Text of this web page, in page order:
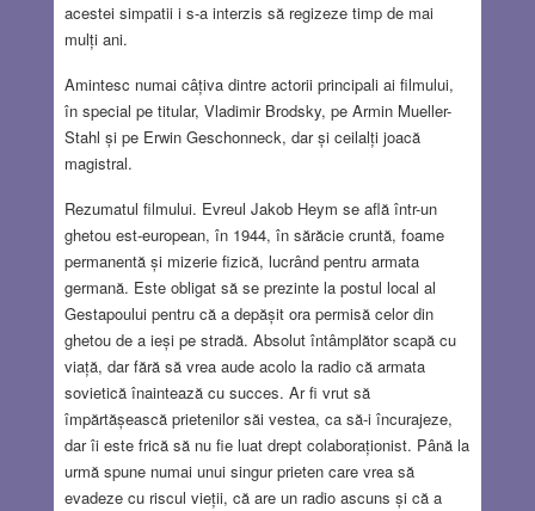
acestei simpatii i s-a interzis să regizeze timp de mai
mulți ani.
Amintesc numai câțiva dintre actorii principali ai filmului,
în special pe titular, Vladimir Brodsky, pe Armin Mueller-
Stahl și pe Erwin Geschonneck, dar și ceilalți joacă
magistral.
Rezumatul filmului. Evreul Jakob Heym se află într-un
ghetou est-european, în 1944, în sărăcie cruntă, foame
permanentă și mizerie fizică, lucrând pentru armata
germană. Este obligat să se prezinte la postul local al
Gestapoului pentru că a depășit ora permisă celor din
ghetou de a ieși pe stradă. Absolut întâmplător scapă cu
viață, dar fără să vrea aude acolo la radio că armata
sovietică înaintează cu succes. Ar fi vrut să
împărtășească prietenilor săi vestea, ca să-i încurajeze,
dar îi este frică să nu fie luat drept colaboraționist. Până la
urmă spune numai unui singur prieten care vrea să
evadeze cu riscul vieții, că are un radio ascuns și că a